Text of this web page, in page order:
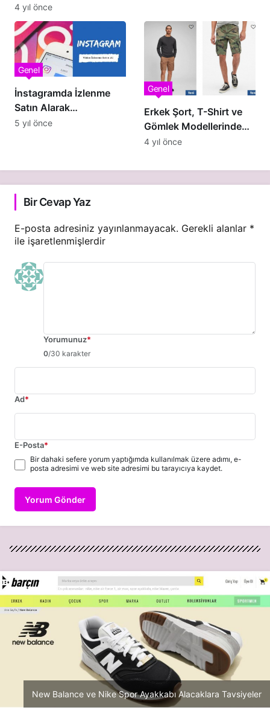
4 yıl önce
İnstagramda İzlenme
Satın Alarak
Fenomenliğe 1 Adım
Genel
5 yıl önce
Erkek Şort, T-Shirt ve
Gömlek Modellerinde
Kombin Önerileri
Genel
4 yıl önce
Bir Cevap Yaz
E-posta adresiniz yayınlanmayacak. Gerekli alanlar *
ile işaretlenmişlerdir
Yorumunuz*
0/30 karakter
Ad*
E-Posta*
Bir dahaki sefere yorum yaptığımda kullanılmak üzere adımı, e-
posta adresimi ve web site adresimi bu tarayıcıya kaydet.
Yorum Gönder
New Balance ve Nike Spor Ayakkabı Alacaklara Tavsiyeler